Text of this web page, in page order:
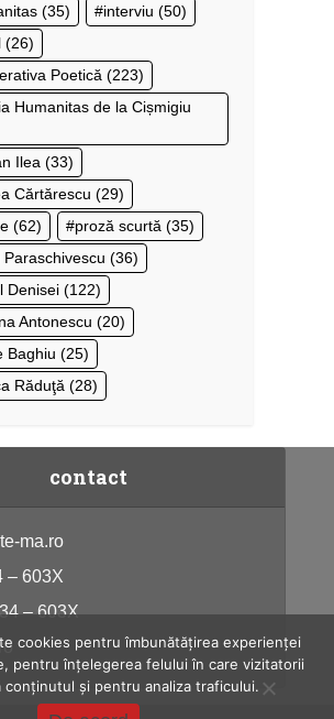
(35) interviu (50)
(26)
Poetică (223)
Humanitas de la Cișmigiu
Ilea (33)
Cărtărescu (29)
(62) proză scurtă (35)
Paraschivescu (36)
Denisei (122)
Antonescu (20)
Baghiu (25)
Răduţă (28)
contact
ma.ro
– 603X
– 603X
cookies pentru îmbunătățirea experienței
pentru înțelegerea felului în care vizitatorii
conținutul și pentru analiza traficului.